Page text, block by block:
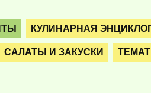
КУЛИНАРНАЯ
САЛАТЫ И ЗАКУСКИ